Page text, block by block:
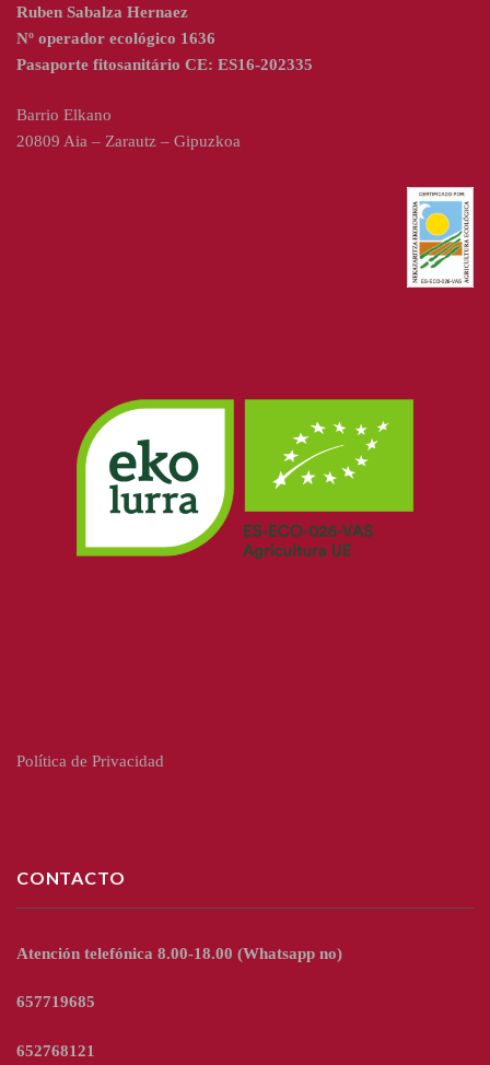
Ruben Sabalza Hernaez
Nº operador ecológico 1636
Pasaporte fitosanitário CE: ES16-202335
Barrio Elkano
20809 Aia – Zarautz – Gipuzkoa
Política de Privacidad
CONTACTO
Atención telefónica 8.00-18.00 (Whatsapp no)
657719685
652768121